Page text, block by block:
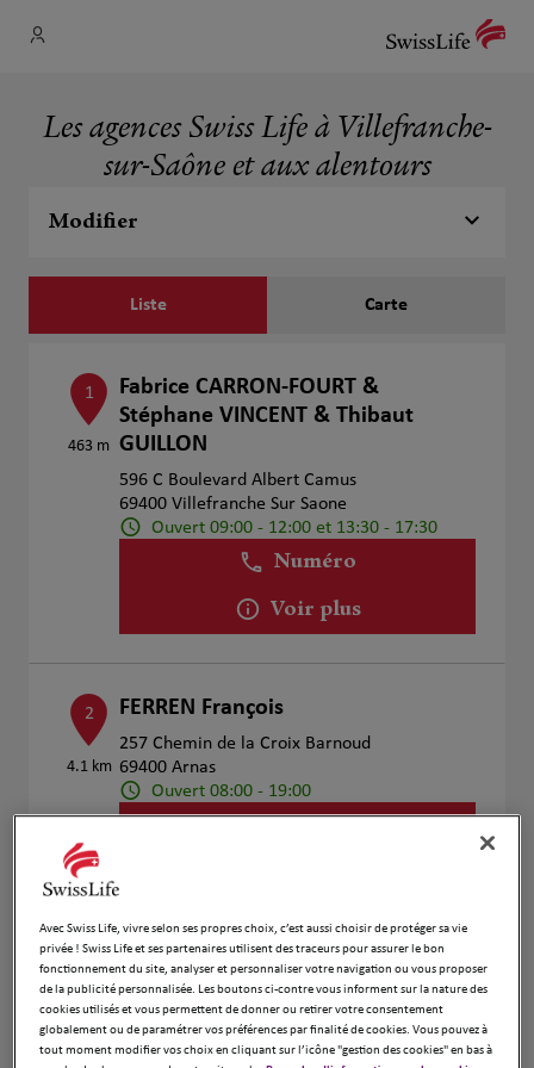
Les agences Swiss Life à Villefranche-
sur-Saône et aux alentours
Modifier
Liste Carte
1
463 m
Fabrice CARRON-FOURT &
Stéphane VINCENT & Thibaut
GUILLON
596 C Boulevard Albert Camus
69400 Villefranche Sur Saone
Ouvert 09:00 - 12:00 et 13:30 - 17:30
Numéro
Voir plus
2
4.1 km
FERREN François
257 Chemin de la Croix Barnoud
69400 Arnas
Ouvert 08:00 - 19:00
3
18.57
km
Angélique ASSEGOND
177 Place de la Croix Blanche
01390 Saint André de Corcy
Ouvert 08:00 - 18:30
Avec Swiss Life, vivre selon ses propres choix, c’est aussi choisir de protéger sa vie
privée ! Swiss Life et ses partenaires utilisent des traceurs pour assurer le bon
fonctionnement du site, analyser et personnaliser votre navigation ou vous proposer
de la publicité personnalisée. Les boutons ci-contre vous informent sur la nature des
cookies utilisés et vous permettent de donner ou retirer votre consentement
globalement ou de paramétrer vos préférences par finalité de cookies. Vous pouvez à
tout moment modifier vos choix en cliquant sur l’icône "gestion des cookies" en bas à